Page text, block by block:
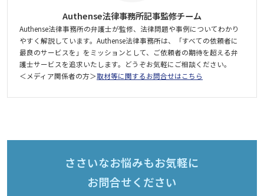
Authense法律事務所記事監修チーム
Authense法律事務所の弁護士が監修、法律問題や事例についてわかり
やすく解説しています。Authense法律事務所は、「すべての依頼者に
最良のサービスを」をミッションとして、ご依頼者の期待を超える弁
護士サービスを追求いたします。どうぞお気軽にご相談ください。
＜メディア関係者の方＞取材等に関するお問合せはこちら
ささいなお悩みもお気軽に
お問合せください